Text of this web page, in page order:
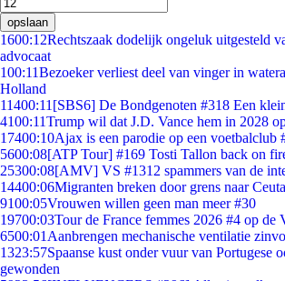
opslaan
1600:12Rechtszaak dodelijk ongeluk uitgesteld
advocaat
100:11Bezoeker verliest deel van vinger in
Holland
11400:11 [SBS6] De Bondgenoten #318 Een
4100:11Trump wil dat J.D. Vance hem in 2028
17400:10Ajax is een parodie op een voetbalclub
5600:08[ATP Tour] #169 Tosti Tallon back on
25300:08[AMV] VS #1312 spammers van de
14400:06Migranten breken door grens naar
9100:05Vrouwen willen geen man meer #30
19700:03Tour de France femmes 2026 #4 op de
6500:01 Aanbrengen mechanische ventilatie
1323:57Spaanse kust onder vuur van Portugese
gewonden